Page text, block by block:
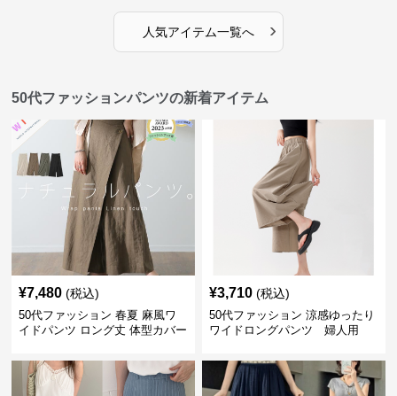
人気アイテム一覧へ ›
50代ファッションパンツの新着アイテム
¥7,480 (税込)
50代ファッション 春夏 麻風ワ
イドパンツ ロング丈 体型カバー
¥3,710 (税込)
50代ファッション 涼感ゆったり
ワイドロングパンツ 婦人用